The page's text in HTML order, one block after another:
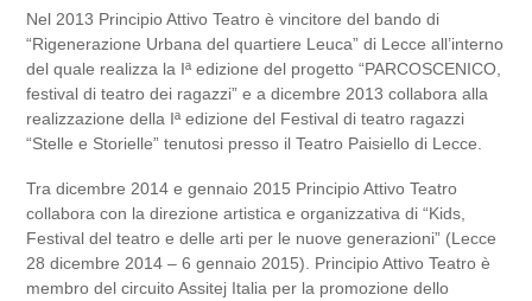
Nel 2013 Principio Attivo Teatro è vincitore del bando di
“Rigenerazione Urbana del quartiere Leuca” di Lecce all’interno
del quale realizza la Iª edizione del progetto “PARCOSCENICO,
festival di teatro dei ragazzi” e a dicembre 2013 collabora alla
realizzazione della Iª edizione del Festival di teatro ragazzi
“Stelle e Storielle” tenutosi presso il Teatro Paisiello di Lecce.
Tra dicembre 2014 e gennaio 2015 Principio Attivo Teatro
collabora con la direzione artistica e organizzativa di “Kids,
Festival del teatro e delle arti per le nuove generazioni” (Lecce
28 dicembre 2014 – 6 gennaio 2015). Principio Attivo Teatro è
membro del circuito Assitej Italia per la promozione dello